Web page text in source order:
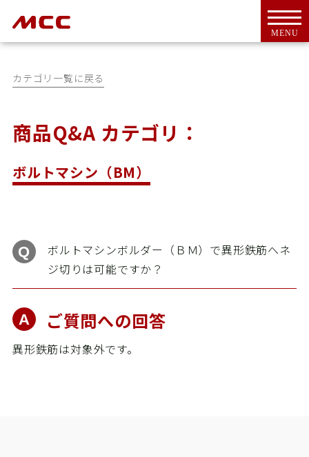
MENU
カテゴリ一覧に戻る
商品Q&A カテゴリ：
ボルトマシン（BM）
ボルトマシンボルダー（ＢＭ）で異形鉄筋へネ
ジ切りは可能ですか？
ご質問への回答
異形鉄筋は対象外です。
トップ
会社案内
CSR活動
工具・機器